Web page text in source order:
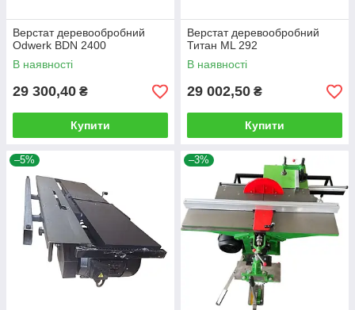
Верстат деревообробний
Odwerk BDN 2400
В наявності
29 300,40 ₴
Купити
Верстат деревообробний
Титан ML 292
В наявності
29 002,50 ₴
Купити
–5% –3%